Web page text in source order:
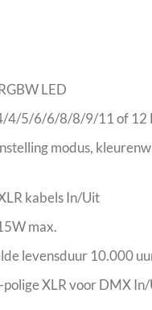
LED
4/5/6/6/8/8/9/11 of 12
modus,
kabels In/Uit
max.
levensduur 10.000
XLR voor DMX